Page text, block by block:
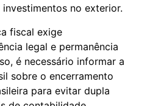
no exterior.
fiscal exige
legal e permanência
é necessário informar a
sobre o encerramento
para evitar dupla